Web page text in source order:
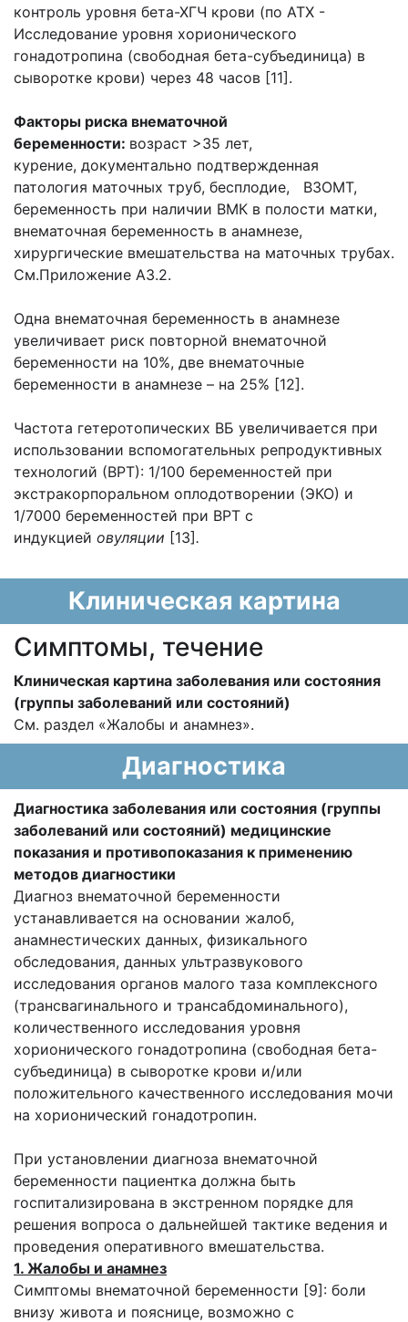
контроль уровня бета-ХГЧ крови (по АТХ -
Исследование уровня хорионического
гонадотропина (свободная бета-субъединица) в
сыворотке крови) через 48 часов [11].
Факторы риска внематочной
беременности: возраст >35 лет,
курение, документально подтвержденная
патология маточных труб, бесплодие, ВЗОМТ,
беременность при наличии ВМК в полости матки,
внематочная беременность в анамнезе,
хирургические вмешательства на маточных трубах.
См.Приложение А3.2.
Одна внематочная беременность в анамнезе
увеличивает риск повторной внематочной
беременности на 10%, две внематочные
беременности в анамнезе – на 25% [12].
Частота гетеротопических ВБ увеличивается при
использовании вспомогательных репродуктивных
технологий (ВРТ): 1/100 беременностей при
экстракорпоральном оплодотворении (ЭКО) и
1/7000 беременностей при ВРТ с
индукцией овуляции [13].
Клиническая картина
Cимптомы, течение
Клиническая картина заболевания или состояния
(группы заболеваний или состояний)
См. раздел «Жалобы и анамнез».
Диагностика
Диагностика заболевания или состояния (группы
заболеваний или состояний) медицинские
показания и противопоказания к применению
методов диагностики
Диагноз внематочной беременности
устанавливается на основании жалоб,
анамнестических данных, физикального
обследования, данных ультразвукового
исследования органов малого таза комплексного
(трансвагинального и трансабдоминального),
количественного исследования уровня
хорионического гонадотропина (свободная бета-
субъединица) в сыворотке крови и/или
положительного качественного исследования мочи
на хорионический гонадотропин.
При установлении диагноза внематочной
беременности пациентка должна быть
госпитализирована в экстренном порядке для
решения вопроса о дальнейшей тактике ведения и
проведения оперативного вмешательства.
1. Жалобы и анамнез
Симптомы внематочной беременности [9]: боли
внизу живота и пояснице, возможно с